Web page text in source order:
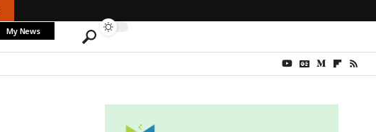
My News